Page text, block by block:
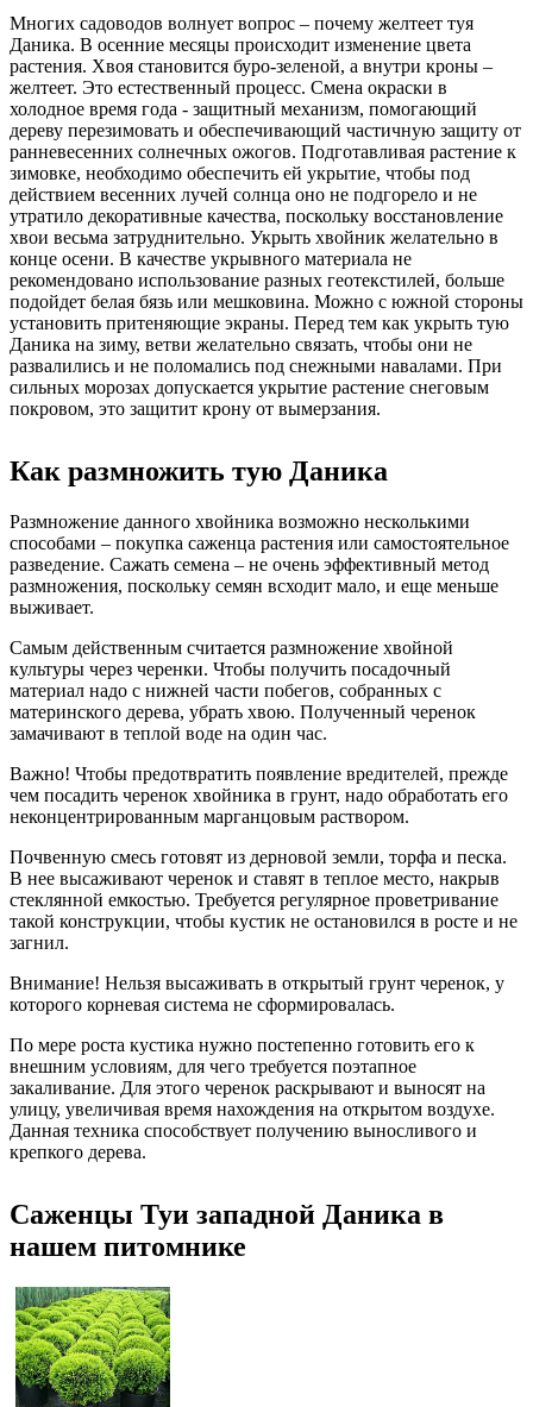
Многих садоводов волнует вопрос – почему желтеет туя
Даника. В осенние месяцы происходит изменение цвета
растения. Хвоя становится буро-зеленой, а внутри кроны –
желтеет. Это естественный процесс. Смена окраски в
холодное время года - защитный механизм, помогающий
дереву перезимовать и обеспечивающий частичную защиту от
ранневесенних солнечных ожогов. Подготавливая растение к
зимовке, необходимо обеспечить ей укрытие, чтобы под
действием весенних лучей солнца оно не подгорело и не
утратило декоративные качества, поскольку восстановление
хвои весьма затруднительно. Укрыть хвойник желательно в
конце осени. В качестве укрывного материала не
рекомендовано использование разных геотекстилей, больше
подойдет белая бязь или мешковина. Можно с южной стороны
установить притеняющие экраны. Перед тем как укрыть тую
Даника на зиму, ветви желательно связать, чтобы они не
развалились и не поломались под снежными навалами. При
сильных морозах допускается укрытие растение снеговым
покровом, это защитит крону от вымерзания.
Как размножить тую Даника
Размножение данного хвойника возможно несколькими
способами – покупка саженца растения или самостоятельное
разведение. Сажать семена – не очень эффективный метод
размножения, поскольку семян всходит мало, и еще меньше
выживает.
Самым действенным считается размножение хвойной
культуры через черенки. Чтобы получить посадочный
материал надо с нижней части побегов, собранных с
материнского дерева, убрать хвою. Полученный черенок
замачивают в теплой воде на один час.
Важно! Чтобы предотвратить появление вредителей, прежде
чем посадить черенок хвойника в грунт, надо обработать его
неконцентрированным марганцовым раствором.
Почвенную смесь готовят из дерновой земли, торфа и песка.
В нее высаживают черенок и ставят в теплое место, накрыв
стеклянной емкостью. Требуется регулярное проветривание
такой конструкции, чтобы кустик не остановился в росте и не
загнил.
Внимание! Нельзя высаживать в открытый грунт черенок, у
которого корневая система не сформировалась.
По мере роста кустика нужно постепенно готовить его к
внешним условиям, для чего требуется поэтапное
закаливание. Для этого черенок раскрывают и выносят на
улицу, увеличивая время нахождения на открытом воздухе.
Данная техника способствует получению выносливого и
крепкого дерева.
Саженцы Туи западной Даника в
нашем питомнике